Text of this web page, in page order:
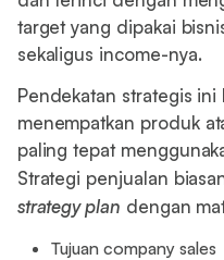
target yang dipakai
sekaligus income-nya.
Pendekatan strategis
menempatkan produk
paling tepat
Strategi penjualan
strategy plan dengan
Tujuan company sales